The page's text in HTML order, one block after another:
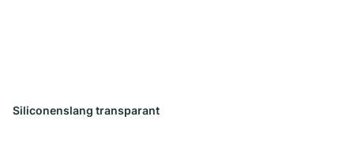
Siliconenslang transparant